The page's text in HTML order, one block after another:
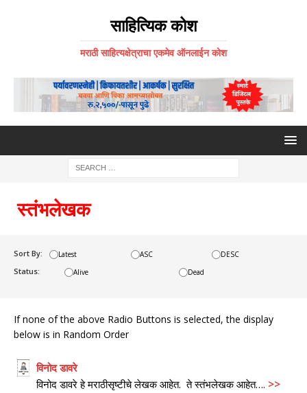
साहित्यिक कोश
मराठी साहित्यक्षेत्राचा एकमेव ऑनलाईन कोश
स्तंभलेखक
Sort By: Latest ASC DESC
Status: Alive Dead
If none of the above Radio Buttons is selected, the display
below is in Random Order
विनोद डावरे
विनोद डावरे हे मराठीसृष्टीचे लेखक आहेत. ते स्तंभलेखक आहेत…. >>